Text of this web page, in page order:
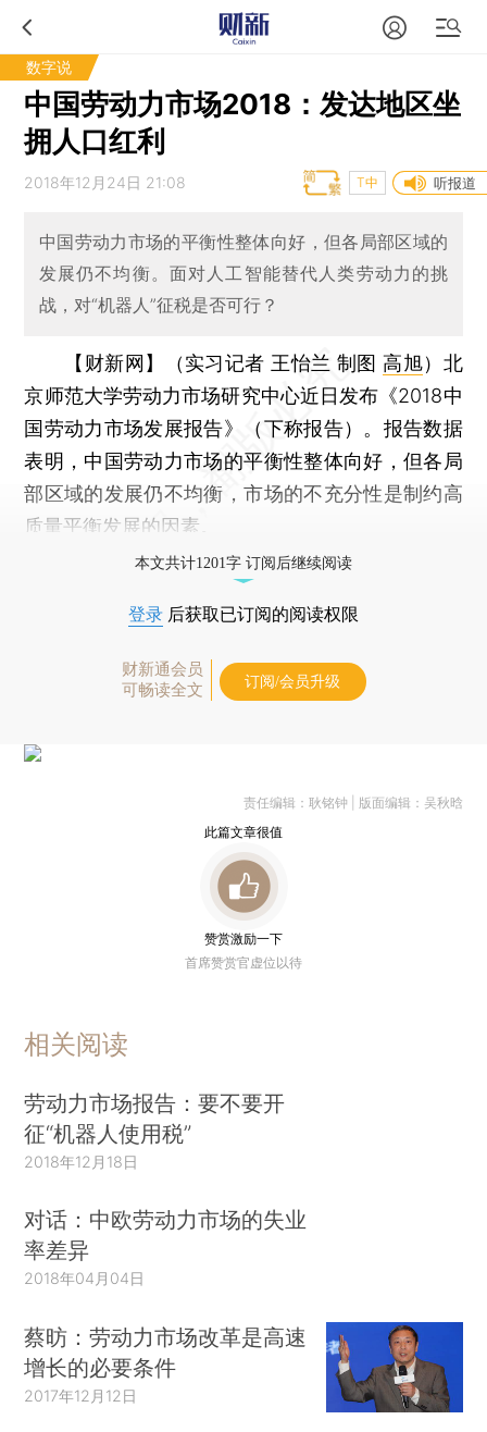
数字说
中国劳动力市场2018：发达地区坐
拥人口红利
2018年12月24日 21:08 听报道
T中
中国劳动力市场的平衡性整体向好，但各局部区域的
发展仍不均衡。面对人工智能替代人类劳动力的挑
战，对“机器人”征税是否可行？
【财新网】（实习记者 王怡兰 制图高旭） 北
京师范大学劳动力市场研究中心近日发布《2018中
国劳动力市场发展报告》（下称报告）。报告数据
表明，中国劳动力市场的平衡性整体向好，但各局
部区域的发展仍不均衡，市场的不充分性是制约高
质量平衡发展的因素。
本文共计1201字 订阅后继续阅读
登录 后获取已订阅的阅读权限
财新通会员
可畅读全文
订阅/会员升级
责任编辑：耿铭钟 | 版面编辑：吴秋晗
此篇文章很值
赞赏激励一下
首席赞赏官虚位以待
相关阅读
劳动力市场报告：要不要开
征“机器人使用税”
2018年12月18日
对话：中欧劳动力市场的失业
率差异
2018年04月04日
蔡昉：劳动力市场改革是高速
增长的必要条件
2017年12月12日